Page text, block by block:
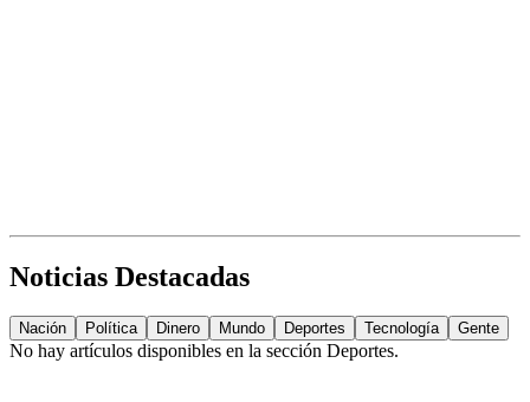
Noticias Destacadas
Nación Política Dinero Mundo Deportes Tecnología Gente
No hay artículos disponibles en la sección Deportes.